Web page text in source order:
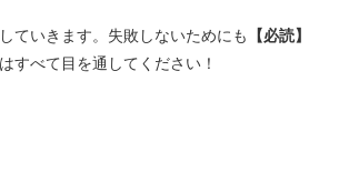
ていきます。失敗しないためにも
【必読】
すべて目を通してください！